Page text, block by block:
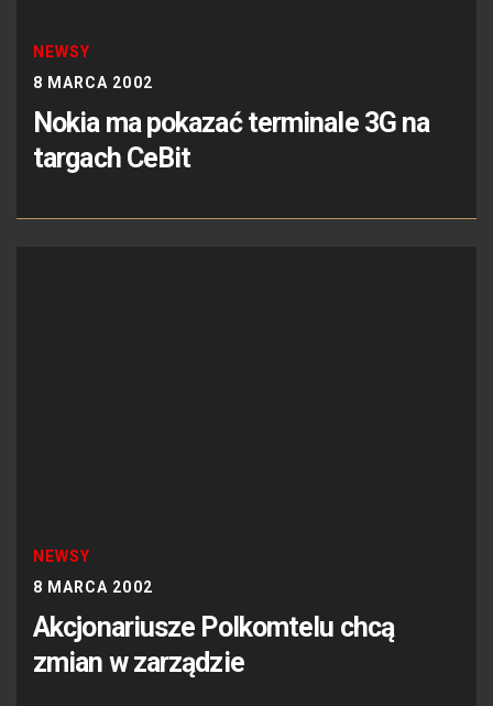
NEWSY
8 MARCA 2002
Nokia ma pokazać terminale 3G na
targach CeBit
NEWSY
8 MARCA 2002
Akcjonariusze Polkomtelu chcą
zmian w zarządzie